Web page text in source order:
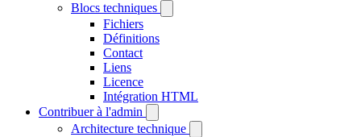
Blocs techniques
Fichiers
Définitions
Contact
Liens
Licence
Intégration HTML
Contribuer à l'admin
Architecture technique